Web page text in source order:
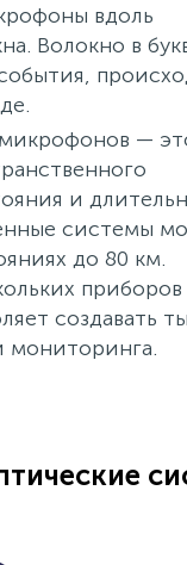
вдоль
Волокно в
—
и
системы
до 80 км.
приборов
создавать
мониторинга.